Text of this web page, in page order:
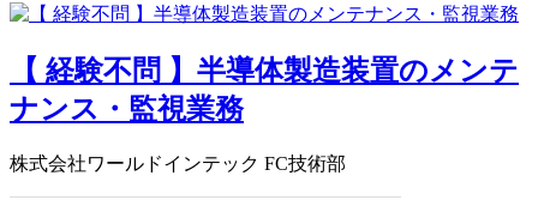
【 経験不問 】半導体製造装置のメンテ
ナンス・監視業務
株式会社ワールドインテック FC技術部